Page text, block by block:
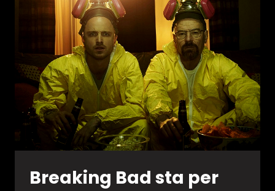
PIÙ
GIOCATO
DEL
2018
Breaking Bad sta per